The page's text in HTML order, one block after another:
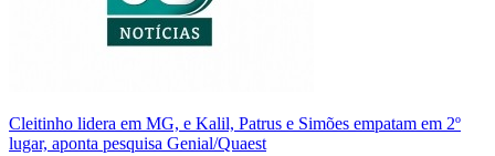
Cleitinho lidera em MG, e Kalil, Patrus e Simões empatam em 2º
lugar, aponta pesquisa Genial/Quaest